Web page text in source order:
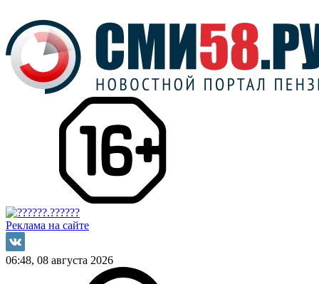
Реклама на сайте
06:48, 08 августа 2026